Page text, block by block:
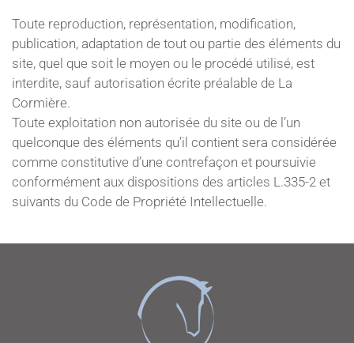
Toute reproduction, représentation, modification,
publication, adaptation de tout ou partie des éléments du
site, quel que soit le moyen ou le procédé utilisé, est
interdite, sauf autorisation écrite préalable de La
Cormière.
Toute exploitation non autorisée du site ou de l’un
quelconque des éléments qu’il contient sera considérée
comme constitutive d’une contrefaçon et poursuivie
conformément aux dispositions des articles L.335-2 et
suivants du Code de Propriété Intellectuelle.